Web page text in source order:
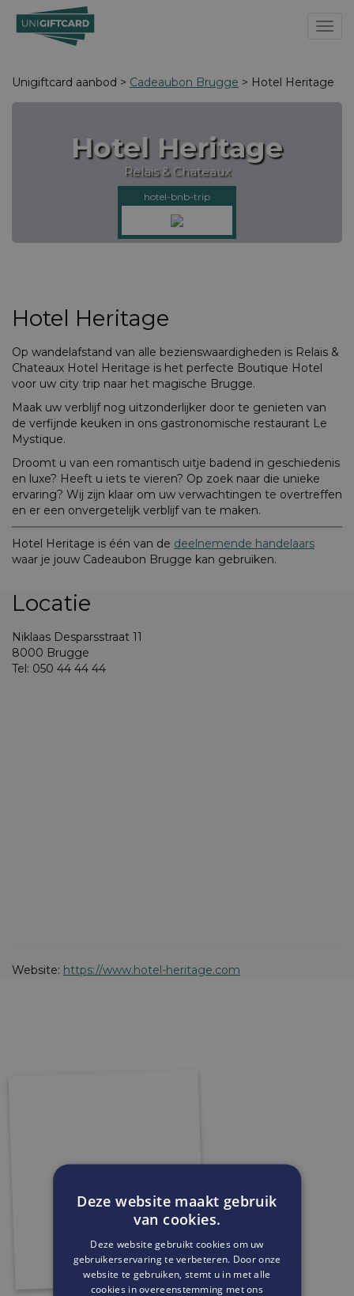
Unigiftcard aanbod > Cadeaubon Brugge > Hotel Heritage
Hotel Heritage
Relais & Chateaux
hotel-bnb-trip
Hotel Heritage
Op wandelafstand van alle bezienswaardigheden is Relais &
Chateaux Hotel Heritage is het perfecte Boutique Hotel
voor uw city trip naar het magische Brugge.
Maak uw verblijf nog uitzonderlijker door te genieten van
de verfijnde keuken in ons gastronomische restaurant Le
Mystique.
Droomt u van een romantisch uitje badend in geschiedenis
en luxe? Heeft u iets te vieren? Op zoek naar die unieke
ervaring? Wij zijn klaar om uw verwachtingen te overtreffen
en er een onvergetelijk verblijf van te maken.
Hotel Heritage is één van de deelnemende handelaars
waar je jouw Cadeaubon Brugge kan gebruiken.
Locatie
Niklaas Desparsstraat 11
8000 Brugge
Tel: 050 44 44 44
Website: https://www.hotel-heritage.com
Deze website maakt gebruik
van cookies.
Deze website gebruikt cookies om uw
gebruikerservaring te verbeteren. Door onze
website te gebruiken, stemt u in met alle
cookies in overeenstemming met ons